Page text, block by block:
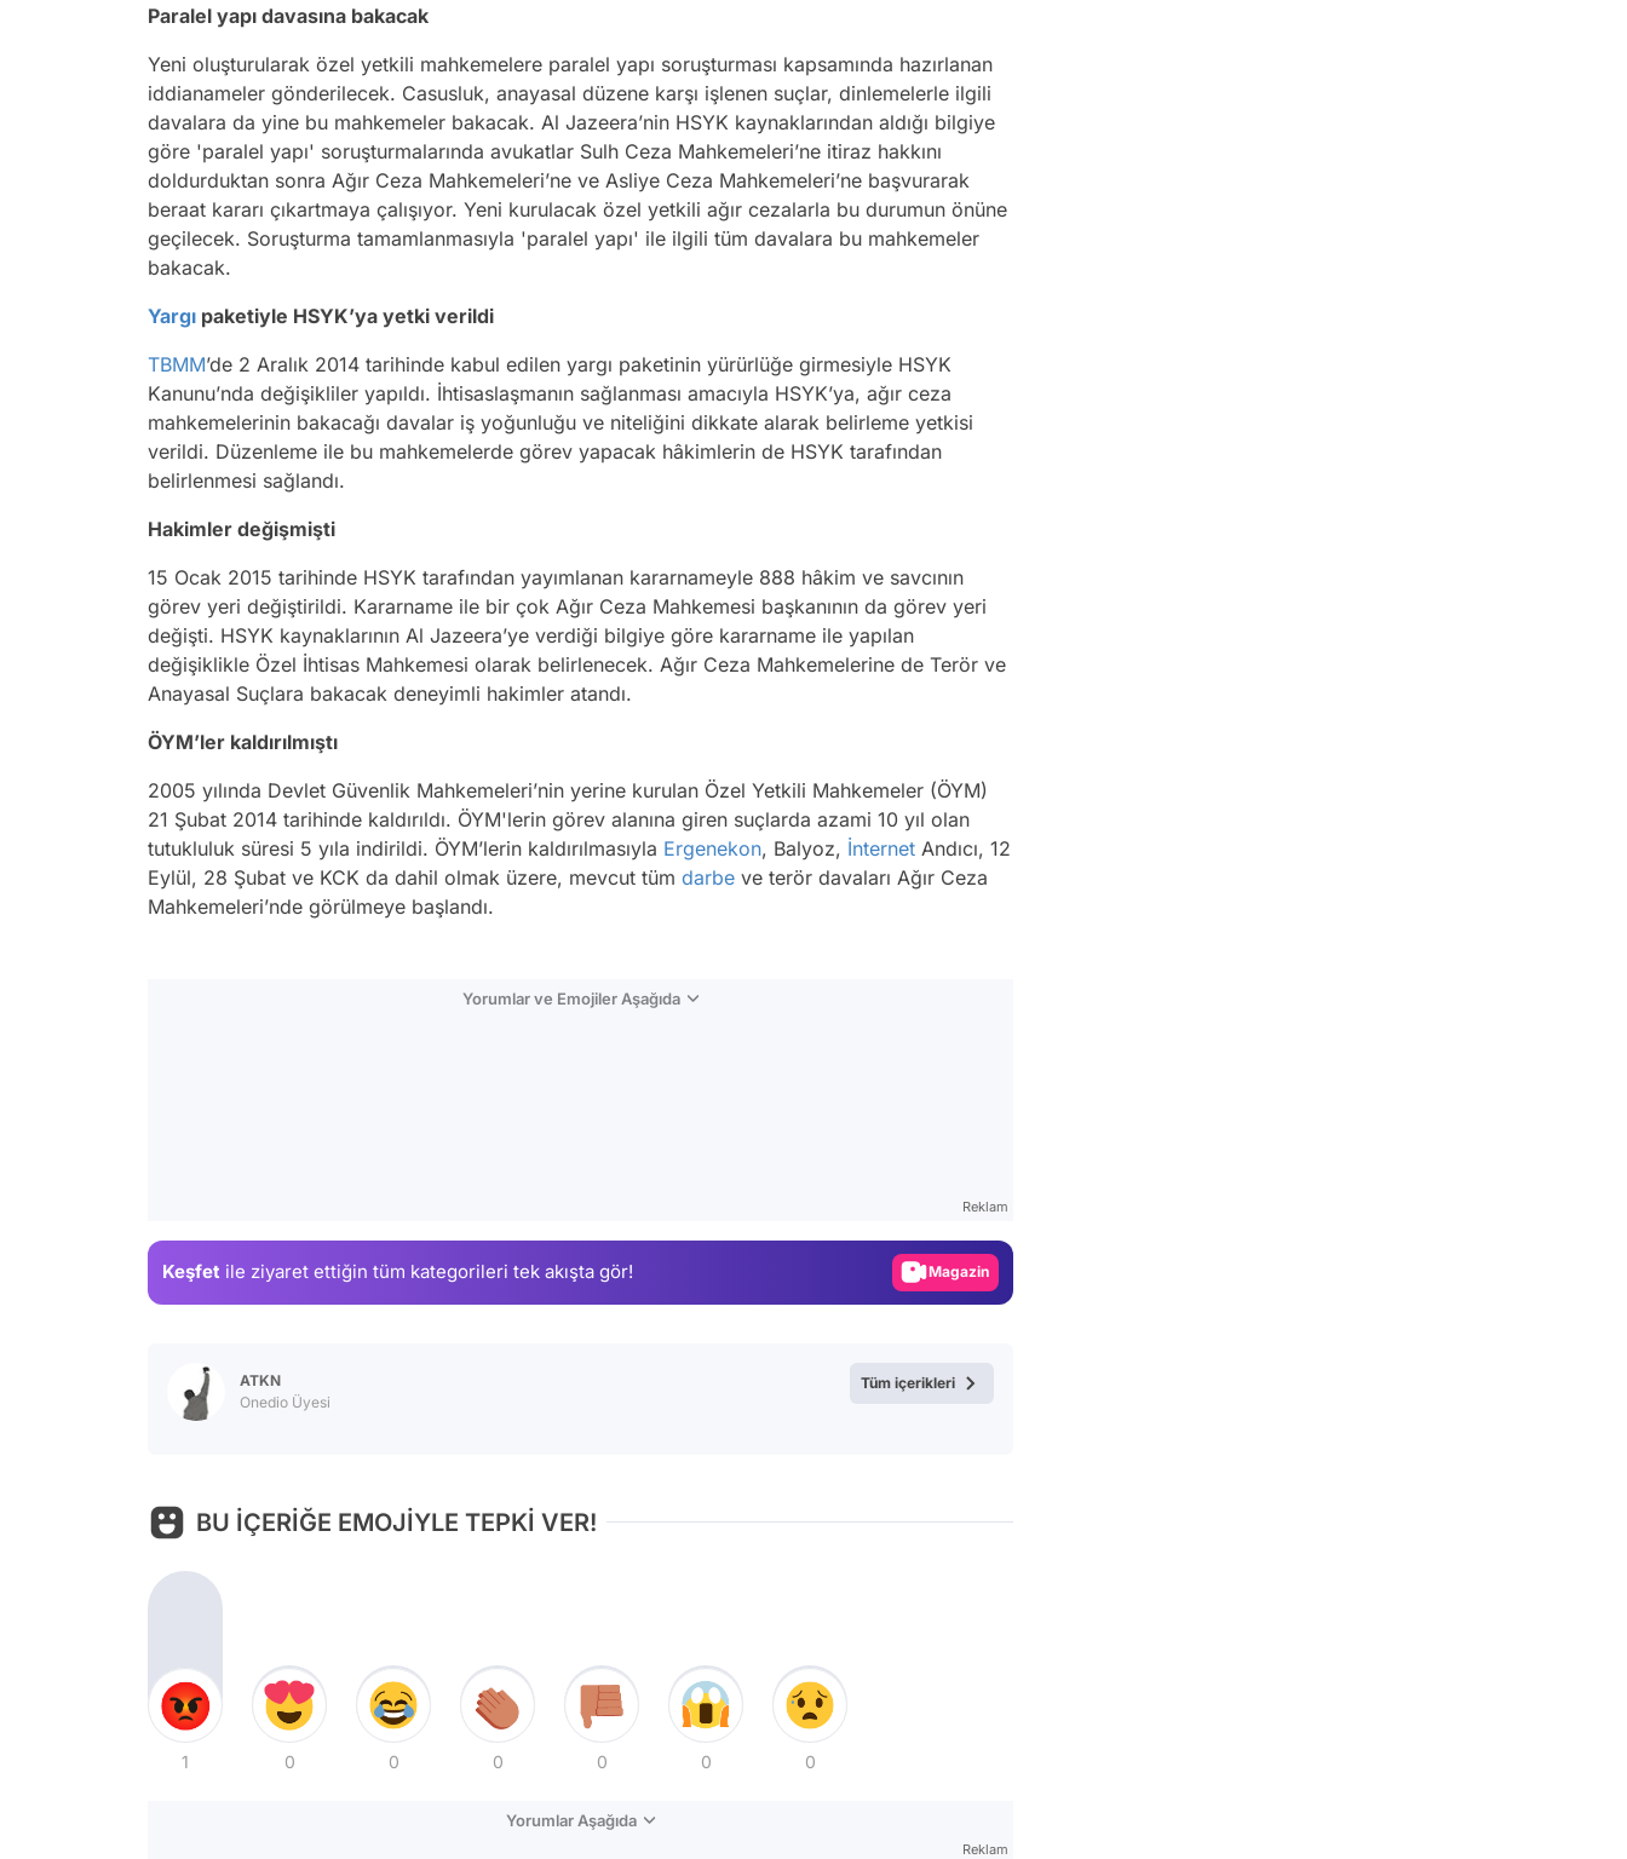
Paralel yapı davasına bakacak
Yeni oluşturularak özel yetkili mahkemelere paralel yapı soruşturması kapsamında hazırlanan
iddianameler gönderilecek. Casusluk, anayasal düzene karşı işlenen suçlar, dinlemelerle ilgili
davalara da yine bu mahkemeler bakacak. Al Jazeera’nin HSYK kaynaklarından aldığı bilgiye
göre 'paralel yapı' soruşturmalarında avukatlar Sulh Ceza Mahkemeleri’ne itiraz hakkını
doldurduktan sonra Ağır Ceza Mahkemeleri’ne ve Asliye Ceza Mahkemeleri’ne başvurarak
beraat kararı çıkartmaya çalışıyor. Yeni kurulacak özel yetkili ağır cezalarla bu durumun önüne
geçilecek. Soruşturma tamamlanmasıyla 'paralel yapı' ile ilgili tüm davalara bu mahkemeler
bakacak.
Yargı paketiyle HSYK’ya yetki verildi
TBMM’de 2 Aralık 2014 tarihinde kabul edilen yargı paketinin yürürlüğe girmesiyle HSYK
Kanunu’nda değişikliler yapıldı. İhtisaslaşmanın sağlanması amacıyla HSYK’ya, ağır ceza
mahkemelerinin bakacağı davalar iş yoğunluğu ve niteliğini dikkate alarak belirleme yetkisi
verildi. Düzenleme ile bu mahkemelerde görev yapacak hâkimlerin de HSYK tarafından
belirlenmesi sağlandı.
Hakimler değişmişti
15 Ocak 2015 tarihinde HSYK tarafından yayımlanan kararnameyle 888 hâkim ve savcının
görev yeri değiştirildi. Kararname ile bir çok Ağır Ceza Mahkemesi başkanının da görev yeri
değişti. HSYK kaynaklarının Al Jazeera’ye verdiği bilgiye göre kararname ile yapılan
değişiklikle Özel İhtisas Mahkemesi olarak belirlenecek. Ağır Ceza Mahkemelerine de Terör ve
Anayasal Suçlara bakacak deneyimli hakimler atandı.
ÖYM’ler kaldırılmıştı
2005 yılında Devlet Güvenlik Mahkemeleri’nin yerine kurulan Özel Yetkili Mahkemeler (ÖYM)
21 Şubat 2014 tarihinde kaldırıldı. ÖYM'lerin görev alanına giren suçlarda azami 10 yıl olan
tutukluluk süresi 5 yıla indirildi. ÖYM’lerin kaldırılmasıyla Ergenekon, Balyoz, İnternet Andıcı, 12
Eylül, 28 Şubat ve KCK da dahil olmak üzere, mevcut tüm darbe ve terör davaları Ağır Ceza
Mahkemeleri’nde görülmeye başlandı.
Yorumlar ve Emojiler Aşağıda
Reklam
Keşfet ile ziyaret ettiğin tüm kategorileri tek akışta gör! Magazin
ATKN
Onedio Üyesi
Tüm içerikleri
BU İÇERİĞE EMOJİYLE TEPKİ VER!
1 0 0 0 0 0 0
Yorumlar Aşağıda
Reklam